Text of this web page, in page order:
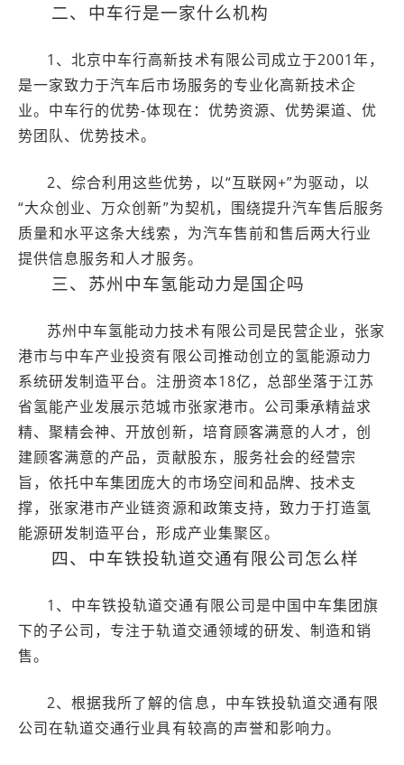
二、中车行是一家什么机构
1、北京中车行高新技术有限公司成立于2001年，
是一家致力于汽车后市场服务的专业化高新技术企
业。中车行的优势-体现在：优势资源、优势渠道、优
势团队、优势技术。
2、综合利用这些优势，以“互联网+”为驱动，以
“大众创业、万众创新”为契机，围绕提升汽车售后服务
质量和水平这条大线索，为汽车售前和售后两大行业
提供信息服务和人才服务。
三、苏州中车氢能动力是国企吗
苏州中车氢能动力技术有限公司是民营企业，张家
港市与中车产业投资有限公司推动创立的氢能源动力
系统研发制造平台。注册资本18亿，总部坐落于江苏
省氢能产业发展示范城市张家港市。公司秉承精益求
精、聚精会神、开放创新，培育顾客满意的人才，创
建顾客满意的产品，贡献股东，服务社会的经营宗
旨，依托中车集团庞大的市场空间和品牌、技术支
撑，张家港市产业链资源和政策支持，致力于打造氢
能源研发制造平台，形成产业集聚区。
四、中车铁投轨道交通有限公司怎么样
1、中车铁投轨道交通有限公司是中国中车集团旗
下的子公司，专注于轨道交通领域的研发、制造和销
售。
2、根据我所了解的信息，中车铁投轨道交通有限
公司在轨道交通行业具有较高的声誉和影响力。